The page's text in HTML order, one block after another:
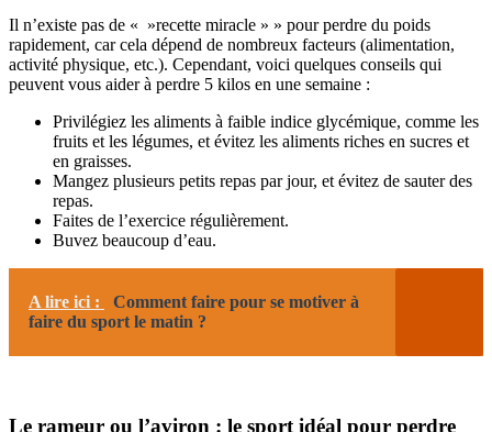
Il n’existe pas de « »recette miracle » » pour perdre du poids
rapidement, car cela dépend de nombreux facteurs (alimentation,
activité physique, etc.). Cependant, voici quelques conseils qui
peuvent vous aider à perdre 5 kilos en une semaine :
Privilégiez les aliments à faible indice glycémique, comme les
fruits et les légumes, et évitez les aliments riches en sucres et
en graisses.
Mangez plusieurs petits repas par jour, et évitez de sauter des
repas.
Faites de l’exercice régulièrement.
Buvez beaucoup d’eau.
A lire ici :
Comment faire pour se motiver à
faire du sport le matin ?
Le rameur ou l’aviron : le sport idéal pour perdre